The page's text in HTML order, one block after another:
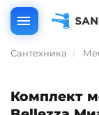
Сантехника
Комплект